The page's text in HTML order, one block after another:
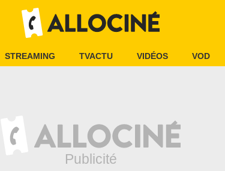
STREAMING TVACTU VIDÉOS VOD